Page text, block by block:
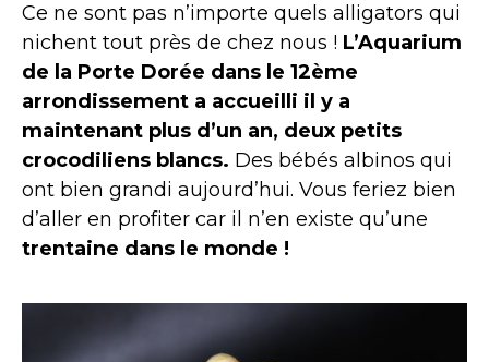
Ce ne sont pas n’importe quels alligators qui
nichent tout près de chez nous ! L’Aquarium
de la Porte Dorée dans le 12ème
arrondissement a accueilli il y a
maintenant plus d’un an, deux petits
crocodiliens blancs. Des bébés albinos qui
ont bien grandi aujourd’hui. Vous feriez bien
d’aller en profiter car il n’en existe qu’une
trentaine dans le monde !